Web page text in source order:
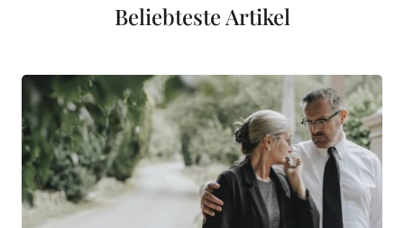
Beliebteste Artikel